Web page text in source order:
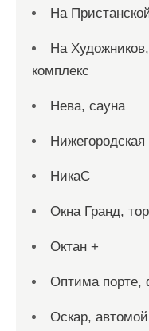
На
На
комплекс
Нева, сауна
Нижегородская
НикаС
Окна Гранд,
Октан +
Оптима порте,
Оскар,